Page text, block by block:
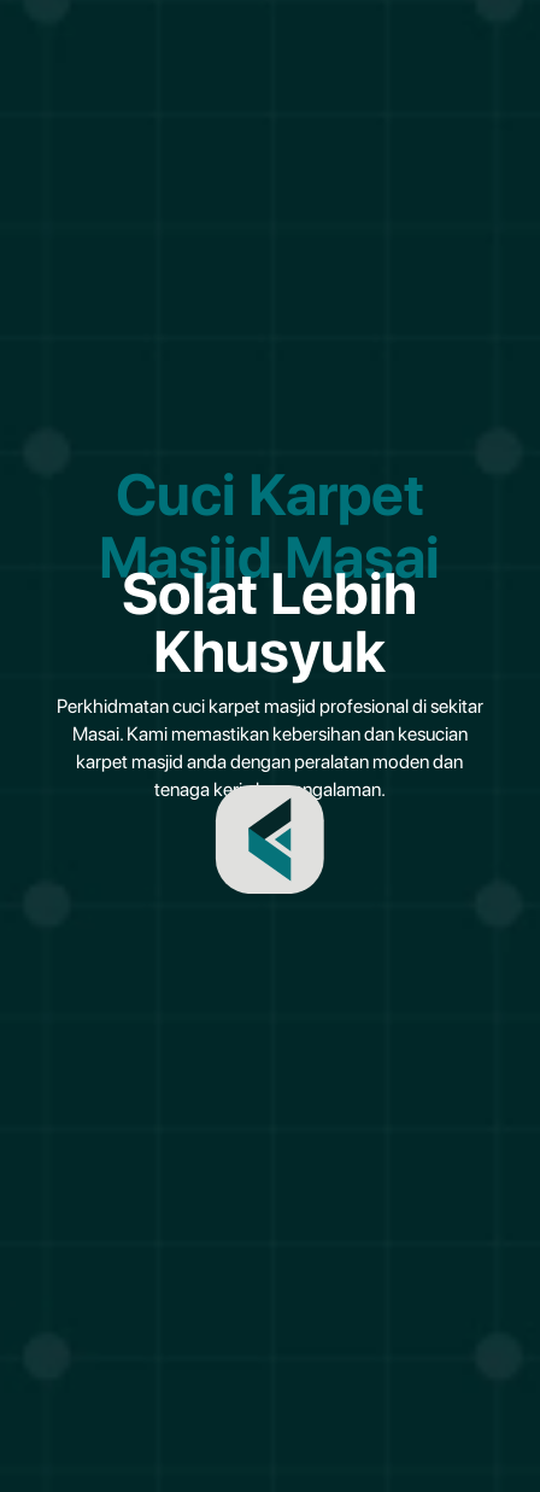
Cuci Karpet
Masjid Masai
Solat Lebih
Khusyuk
Perkhidmatan cuci karpet masjid profesional di sekitar
Masai. Kami memastikan kebersihan dan kesucian
karpet masjid anda dengan peralatan moden dan
tenaga kerja berpengalaman.